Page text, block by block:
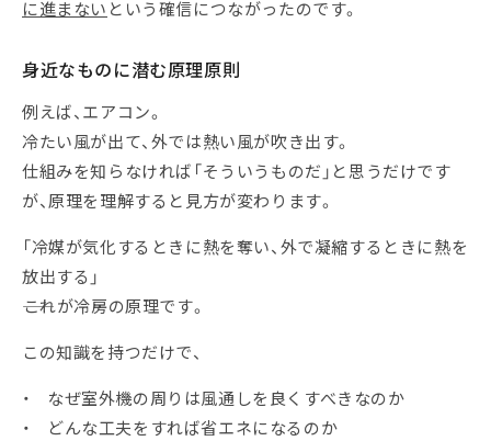
に進まない という確信につながったのです。
身近なものに潜む原理原則
例えば、エアコン。
冷たい風が出て、外では熱い風が吹き出す。
仕組みを知らなければ「そういうものだ」と思うだけです
が、原理を理解すると見方が変わります。
「冷媒が気化するときに熱を奪い、外で凝縮するときに熱を
放出する」
――これが冷房の原理です。
この知識を持つだけで、
・ なぜ室外機の周りは風通しを良くすべきなのか
・ どんな工夫をすれば省エネになるのか